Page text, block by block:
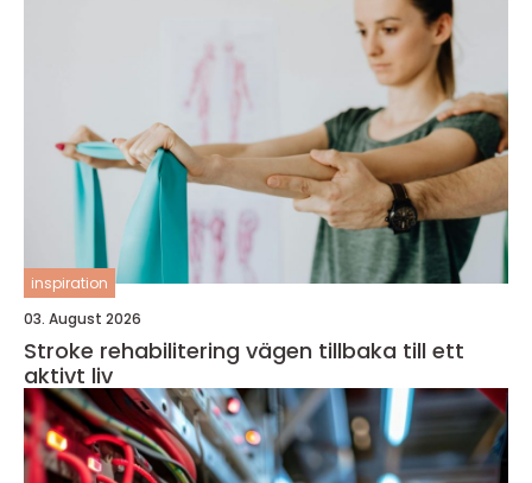
inspiration
03. August 2026
Stroke rehabilitering vägen tillbaka till ett
aktivt liv